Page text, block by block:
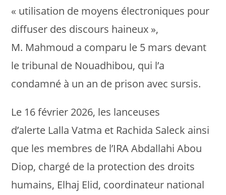
« utilisation de moyens électroniques pour
diffuser des discours haineux »,
M. Mahmoud a comparu le 5 mars devant
le tribunal de Nouadhibou, qui l’a
condamné à un an de prison avec sursis.
Le 16 février 2026, les lanceuses
d’alerte Lalla Vatma et Rachida Saleck ainsi
que les membres de l’IRA Abdallahi Abou
Diop, chargé de la protection des droits
humains, Elhaj Elid, coordinateur national